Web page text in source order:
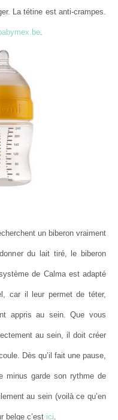
La tétine est anti-crampes.
un biberon vraiment
du lait tiré, le biberon
de Calma est adapté
car il leur permet de téter,
appris au sein. Que vous
au sein, il doit créer
Dès qu’il fait une pause,
minus garde son rythme de
au sein (voilà ce qu’en
belge c’est ici